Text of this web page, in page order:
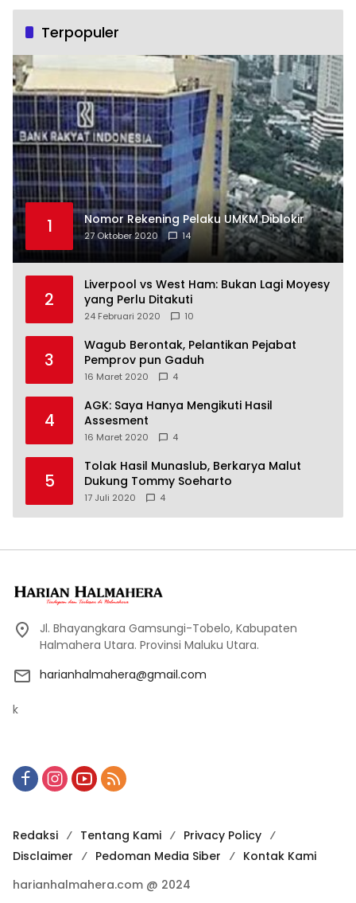
Terpopuler
1 Nomor Rekening Pelaku UMKM Diblokir
27 Oktober 2020 14
2
Liverpool vs West Ham: Bukan Lagi Moyesy
yang Perlu Ditakuti
24 Februari 2020 10
3
Wagub Berontak, Pelantikan Pejabat
Pemprov pun Gaduh
16 Maret 2020 4
4
AGK: Saya Hanya Mengikuti Hasil
Assesment
16 Maret 2020 4
5
Tolak Hasil Munaslub, Berkarya Malut
Dukung Tommy Soeharto
17 Juli 2020 4
Jl. Bhayangkara Gamsungi-Tobelo, Kabupaten
Halmahera Utara. Provinsi Maluku Utara.
harianhalmahera@gmail.com
k
Redaksi Tentang Kami
Privacy Policy
Disclaimer
Pedoman Media Siber
Kontak Kami
harianhalmahera.com @ 2024